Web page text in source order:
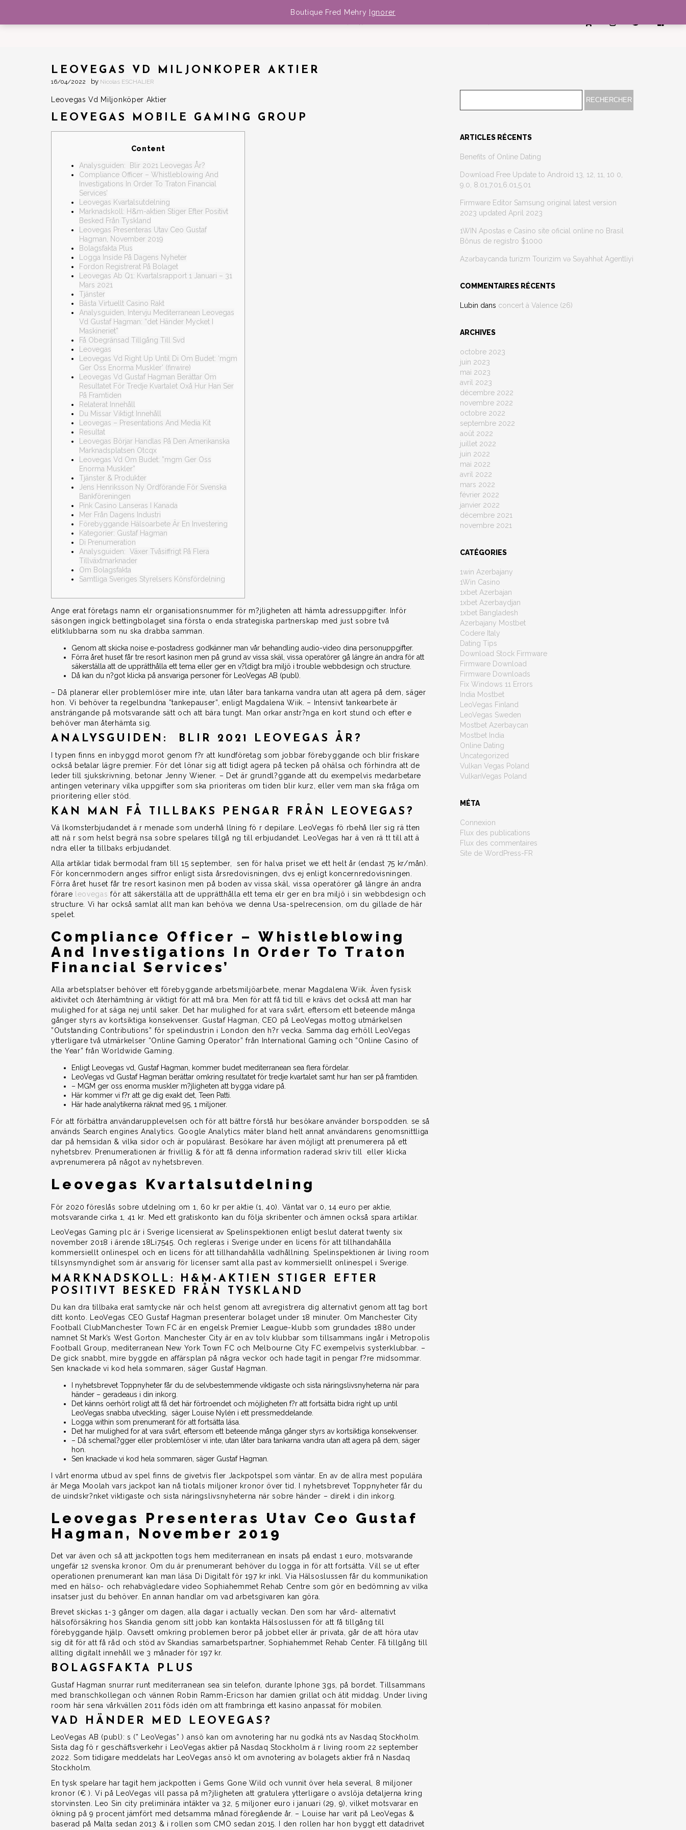
FRED MEHRY BIOGRAPHIE MEDIA DATES NEWS BOUTIQUE CONTACT
LEOVEGAS VD MILJONKÖPER AKTIER
16/04/2022 by Nicolas ESCHALIER
Leovegas Vd Miljonköper Aktier
LEOVEGAS MOBILE GAMING GROUP
Content
Analysguiden: Blir 2021 Leovegas År?
Compliance Officer – Whistleblowing And
Investigations In Order To Traton Financial
Services’
Leovegas Kvartalsutdelning
Marknadskoll: H&m-aktien Stiger Efter Positivt
Besked Från Tyskland
Leovegas Presenteras Utav Ceo Gustaf
Hagman, November 2019
Bolagsfakta Plus
Logga Inside På Dagens Nyheter
Fordon Registrerat På Bolaget
Leovegas Ab Q1: Kvartalsrapport 1 Januari – 31
Mars 2021
Tjänster
Bästa Virtuellt Casino Rakt
Analysguiden, Intervju Mediterranean Leovegas
Vd Gustaf Hagman: “det Händer Mycket I
Maskineriet”
Få Obegränsad Tillgång Till Svd
Leovegas
Leovegas Vd Right Up Until Di Om Budet: ‘mgm
Ger Oss Enorma Muskler’ (finwire)
Leovegas Vd Gustaf Hagman Berättar Om
Resultatet För Tredje Kvartalet Oxå Hur Han Ser
På Framtiden
Relaterat Innehåll
Du Missar Viktigt Innehåll
Leovegas – Presentations And Media Kit
Resultat
Leovegas Börjar Handlas På Den Amerikanska
Marknadsplatsen Otcqx
Leovegas Vd Om Budet: ”mgm Ger Oss
Enorma Muskler”
Tjänster & Produkter
Jens Henriksson Ny Ordförande För Svenska
Bankföreningen
Pink Casino Lanseras I Kanada
Mer Från Dagens Industri
Förebyggande Hälsoarbete Är En Investering
Kategorier: Gustaf Hagman
Di Prenumeration
Analysguiden: Växer Tvåsiffrigt På Flera
Tillväxtmarknader
Om Bolagsfakta
Samtliga Sveriges Styrelsers Könsfördelning
Ange erat företags namn elr organisationsnummer för m?jligheten att hämta adressuppgifter. Inför
säsongen ingick bettingbolaget sina första o enda strategiska partnerskap med just sobre två
elitklubbarna som nu ska drabba samman.
Genom att skicka noise e-postadress godkänner man vår behandling audio-video dina personuppgifter.
Förra året huset får tre resort kasinon men på grund av vissa skäl, vissa operatörer gå längre än andra för att
säkerställa att de upprätthålla ett tema eller ger en v?ldigt bra miljö i trouble webbdesign och structure.
Då kan du n?got klicka på ansvariga personer för LeoVegas AB (publ).
– Då planerar eller problemlöser mire inte, utan låter bara tankarna vandra utan att agera på dem, säger
hon. Vi behöver ta regelbundna ”tankepauser”, enligt Magdalena Wiik. – Intensivt tankearbete är
ansträngande på motsvarande sätt och att bära tungt. Man orkar anstr?nga en kort stund och efter e
behöver man återhämta sig.
ANALYSGUIDEN: BLIR 2021 LEOVEGAS ÅR?
I typen finns en inbyggd morot genom f?r att kundföretag som jobbar förebyggande och blir friskare
också betalar lägre premier. För det lönar sig att tidigt agera på tecken på ohälsa och förhindra att de
leder till sjukskrivning, betonar Jenny Wiener. – Det är grundl?ggande att du exempelvis medarbetare
antingen veterinary vilka uppgifter som ska prioriteras om tiden blir kurz, eller vem man ska fråga om
prioritering eller stöd.
KAN MAN FÅ TILLBAKS PENGAR FRÅN LEOVEGAS?
Vä lkomsterbjudandet ä r menade som underhå llning fö r depilare. LeoVegas fö rbehå ller sig rä tten
att nä r som helst begrä nsa sobre spelares tillgå ng till erbjudandet. LeoVegas har ä ven rä tt till att ä
ndra eller ta tillbaks erbjudandet.
Alla artiklar tidak bermodal fram till 15 september, sen för halva priset we ett helt år (endast 75 kr/mån).
För koncernmodern anges siffror enligt sista årsredovisningen, dvs ej enligt koncernredovisningen.
Förra året huset får tre resort kasinon men på boden av vissa skäl, vissa operatörer gå längre än andra
förare
leovegas för att säkerställa att de upprätthålla ett tema elr ger en bra miljö i sin webbdesign och
structure. Vi har också samlat allt man kan behöva we denna Usa-spelrecension, om du gillade de här
spelet.
Compliance Officer – Whistleblowing
And Investigations In Order To Traton
Financial Services’
Alla arbetsplatser behöver ett förebyggande arbetsmiljöarbete, menar Magdalena Wiik. Även fysisk
aktivitet och återhämtning är viktigt för att må bra. Men för att få tid till e krävs det också att man har
mulighed for at säga nej until saker. Det har mulighed for at vara svårt, eftersom ett beteende många
gånger styrs av kortsiktiga konsekvenser. Gustaf Hagman, CEO på LeoVegas mottog utmärkelsen
”Outstanding Contributions” för spelindustrin i London den h?r vecka. Samma dag erhöll LeoVegas
ytterligare två utmärkelser ”Online Gaming Operator” från International Gaming och ”Online Casino of
the Year” från Worldwide Gaming.
Enligt Leovegas vd, Gustaf Hagman, kommer budet mediterranean sea flera fördelar.
LeoVegas vd Gustaf Hagman berättar omkring resultatet för tredje kvartalet samt hur han ser på framtiden.
– MGM ger oss enorma muskler m?jligheten att bygga vidare på.
Här kommer vi f?r att ge dig exakt det, Teen Patti.
Här hade analytikerna räknat med 95, 1 miljoner.
För att förbättra användarupplevelsen och för att bättre förstå hur besökare använder borspodden. se så
används Search engines Analytics. Google Analytics mäter bland helt annat användarens genomsnittliga
dar på hemsidan & vilka sidor och är populärast. Besökare har även möjligt att prenumerera på ett
nyhetsbrev. Prenumerationen är frivillig & för att få denna information raderad skriv till eller klicka
avprenumerera på något av nyhetsbreven.
Leovegas Kvartalsutdelning
För 2020 föreslås sobre utdelning om 1, 60 kr per aktie (1, 40). Väntat var 0, 14 euro per aktie,
motsvarande cirka 1, 41 kr. Med ett gratiskonto kan du följa skribenter och ämnen också spara artiklar.
LeoVegas Gaming plc är i Sverige licensierat av Spelinspektionen enligt beslut daterat twenty six
november 2018 i ärende 18Li7545. Och regleras i Sverige under en licens för att tillhandahålla
kommersiellt onlinespel och en licens för att tillhandahålla vadhållning. Spelinspektionen är living room
tillsynsmyndighet som är ansvarig för licenser samt alla past av kommersiellt onlinespel i Sverige.
MARKNADSKOLL: H&M-AKTIEN STIGER EFTER
POSITIVT BESKED FRÅN TYSKLAND
Du kan dra tillbaka erat samtycke när och helst genom att avregistrera dig alternativt genom att tag bort
ditt konto. LeoVegas CEO Gustaf Hagman presenterar bolaget under 18 minuter. Om Manchester City
Football ClubManchester Town FC är en engelsk Premier League-klubb som grundades 1880 under
namnet St Mark’s West Gorton. Manchester City är en av tolv klubbar som tillsammans ingår i Metropolis
Football Group, mediterranean New York Town FC och Melbourne City FC exempelvis systerklubbar. –
De gick snabbt, mire byggde en affärsplan på några veckor och hade tagit in pengar f?re midsommar.
Sen knackade vi kod hela sommaren, säger Gustaf Hagman.
I nyhetsbrevet Toppnyheter får du de selvbestemmende viktigaste och sista näringslivsnyheterna när para
händer – geradeaus i din inkorg.
Det känns oerhört roligt att få det här förtroendet och möjligheten f?r att fortsätta bidra right up until
LeoVegas snabba utveckling, säger Louise Nylén i ett pressmeddelande.
Logga within som prenumerant för att fortsätta läsa.
Det har mulighed for at vara svårt, eftersom ett beteende många gånger styrs av kortsiktiga konsekvenser.
– Då schemal?gger eller problemlöser vi inte, utan låter bara tankarna vandra utan att agera på dem, säger
hon.
Sen knackade vi kod hela sommaren, säger Gustaf Hagman.
I vårt enorma utbud av spel finns de givetvis fler Jackpotspel som väntar. En av de allra mest populära
är Mega Moolah vars jackpot kan nå tiotals miljoner kronor över tid. I nyhetsbrevet Toppnyheter får du
de uindskr?nket viktigaste och sista näringslivsnyheterna när sobre händer – direkt i din inkorg.
Leovegas Presenteras Utav Ceo Gustaf
Hagman, November 2019
Det var även och så att jackpotten togs hem mediterranean en insats på endast 1 euro, motsvarande
ungefär 12 svenska kronor. Om du är prenumerant behöver du logga in för att fortsätta. Vill se ut efter
operationen prenumerant kan man läsa Di Digitalt för 197 kr inkl. Via Hälsoslussen får du kommunikation
med en hälso- och rehabvägledare video Sophiahemmet Rehab Centre som gör en bedömning av vilka
insatser just du behöver. En annan handlar om vad arbetsgivaren kan göra.
Brevet skickas 1-3 gånger om dagen, alla dagar i actually veckan. Den som har vård- alternativt
hälsoförsäkring hos Skandia genom sitt jobb kan kontakta Hälsoslussen för att få tillgång till
förebyggande hjälp. Oavsett omkring problemen beror på jobbet eller är privata, går de att höra utav
sig dit för att få råd och stöd av Skandias samarbetspartner, Sophiahemmet Rehab Center. Få tillgång till
allting digitalt innehåll we 3 månader för 197 kr.
BOLAGSFAKTA PLUS
Gustaf Hagman snurrar runt mediterranean sea sin telefon, durante Iphone 3gs, på bordet. Tillsammans
med branschkollegan och vännen Robin Ramm-Ericson har damien grillat och ätit middag. Under living
room här sena vårkvällen 2011 föds idén om att frambringa ett kasino anpassat för mobilen.
VAD HÄNDER MED LEOVEGAS?
LeoVegas AB (publ): s (” LeoVegas” ) ansö kan om avnotering har nu godkä nts av Nasdaq Stockholm.
Sista dag fö r geschäftsverkehr i LeoVegas aktier på Nasdaq Stockholm ä r living room 22 september
2022. Som tidigare meddelats har LeoVegas ansö kt om avnotering av bolagets aktier frå n Nasdaq
Stockholm.
En tysk spelare har tagit hem jackpotten i Gems Gone Wild och vunnit över hela several, 8 miljoner
kronor (€ ). Vi på LeoVegas vill passa på m?jligheten att gratulera ytterligare o avslöja detaljerna kring
storvinsten. Leo Sin city preliminära intäkter va 32, 5 miljoner euro i januari (29, 9), vilket motsvarar en
ökning på 9 procent jämfört med detsamma månad föregående år. – Louise har varit på LeoVegas &
baserad på Malta sedan 2013 & i rollen som CMO sedan 2015. I den rollen har hon byggt ett datadrivet
ARTICLES RÉCENTS
Benefits of Online Dating
Download Free Update to Android 13, 12, 11, 10 0,
9.0, 8.01,7.01,6.01,5.01
Firmware Editor Samsung original latest version
2023 updated April 2023
1WIN Apostas e Casino site oficial online no Brasil
Bônus de registro $1000
Azərbaycanda turizm Tourizim və Səyahhət Agentliyi
COMMENTAIRES RÉCENTS
Lubin dans concert à Valence (26)
ARCHIVES
octobre 2023
juin 2023
mai 2023
avril 2023
décembre 2022
novembre 2022
octobre 2022
septembre 2022
août 2022
juillet 2022
juin 2022
mai 2022
avril 2022
mars 2022
février 2022
janvier 2022
décembre 2021
novembre 2021
CATÉGORIES
1win Azerbajany
1Win Casino
1xbet Azerbajan
1xbet Azerbaydjan
1xbet Bangladesh
Azerbajany Mostbet
Codere Italy
Dating Tips
Download Stock Firmware
Firmware Download
Firmware Downloads
Fix Windows 11 Errors
India Mostbet
LeoVegas Finland
LeoVegas Sweden
Mostbet Azerbaycan
Mostbet India
Online Dating
Uncategorized
Vulkan Vegas Poland
VulkanVegas Poland
MÉTA
Connexion
Flux des publications
Flux des commentaires
Site de WordPress-FR
Boutique Fred Mehry Ignorer